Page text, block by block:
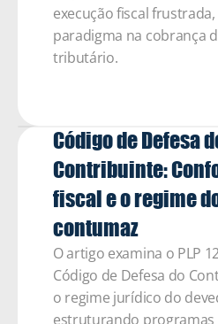
execução fiscal
paradigma na cobrança
tributário.
Código de Defesa
Contribuinte:
fiscal e o regime
contumaz
O artigo examina o PLP
Código de Defesa do
o regime jurídico do
estruturando